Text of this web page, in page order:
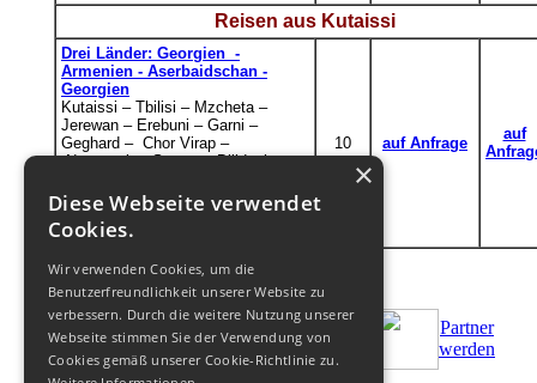
Reisen aus Kutaissi
Drei Länder: Georgien -
Armenien - Aserbaidschan -
Georgien
Kutaissi – Tbilisi – Mzcheta –
Jerewan – Erebuni – Garni –
Geghard – Chor Virap –
Norawank–Sewan–Dilidschan–
Gobustan–Samaxi – Baku –
Tbilisi – Gori – Uplisziche –
Kutaissi
10 auf Anfrage
auf
Bestellen Zus.Bedingungen
Partner
werden
×
Diese Webseite verwendet
Cookies.
Wir verwenden Cookies, um die
Benutzerfreundlichkeit unserer Website zu
verbessern. Durch die weitere Nutzung unserer
Webseite stimmen Sie der Verwendung von
Cookies gemäß unserer Cookie-Richtlinie zu.